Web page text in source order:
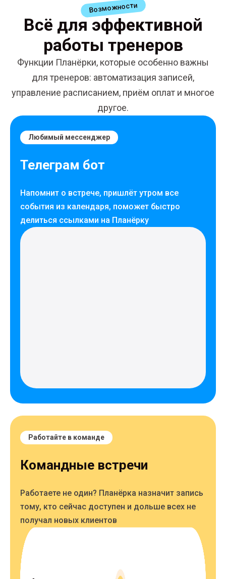
Возможности
Всё для эффективной
работы тренеров
Функции Планёрки, которые особенно важны
для тренеров: автоматизация записей,
управление расписанием, приём оплат и многое
другое.
Любимый мессенджер
Телеграм бот
Напомнит о встрече, пришлёт утром все
события из календаря, поможет быстро
делиться ссылками на Планёрку
Работайте в команде
Командные встречи
Работаете не один? Планёрка назначит запись
тому, кто сейчас доступен и дольше всех не
получал новых клиентов